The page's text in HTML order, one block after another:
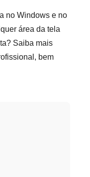
no Windows e no
área da tela
Saiba mais
bem